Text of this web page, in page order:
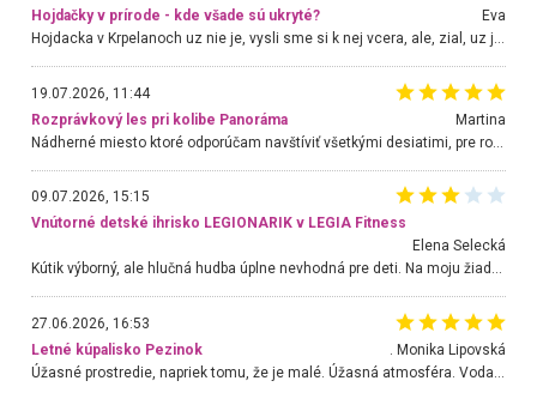
Hojdačky v prírode - kde všade sú ukryté?
Eva
Hojdacka v Krpelanoch uz nie je, vysli sme si k nej vcera, ale, zial, uz je znicena. Ak sem planujete cestu len kvoli hojdacke, mozete si ju usetrit. Krasny vyhlad je tu vsak aj bez hojdacky :-)
19.07.2026, 11:44
Rozprávkový les pri kolibe Panoráma
Martina
Nádherné miesto ktoré odporúčam navštíviť všetkými desiatimi, pre rodiny s deťmi, dôchodcom... Proste a jednoducho ozaj rozprávkový les.. určite ešte prídeme. Odniesli sme si na pamiatku krásne tričká,
09.07.2026, 15:15
Vnútorné detské ihrisko LEGIONARIK v LEGIA Fitness
Elena Selecká
Kútik výborný, ale hlučná hudba úplne nevhodná pre deti. Na moju žiadosť o aspoň sušenie nereagovali.
27.06.2026, 16:53
Letné kúpalisko Pezinok
. Monika Lipovská
Úžasné prostredie, napriek tomu, že je malé. Úžasná atmosféra. Voda fantastická a nádherná. Ľudí je pomerne veľa, ale su mili a ohľaduplní. Je veľmi zaujímavé sledovať, ako dokážu spolu športovať cudzí ľudia a bez ohľadu na vek. Vládne tu pohoda. Vnuka neviem dostať z vody. Ďakujem za krásny deň . Urcite sa sem vrátim. Jediný problém je s parkovaním, ale aj ten sa mi podarilo vyriešiť. Monika Bratislava